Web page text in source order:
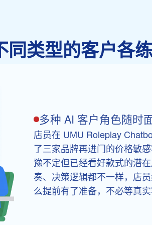
同类型的客户各
多种 AI 客户角色随时
店员在 UMU Roleplay
了三家品牌再进门的价格敏
豫不定但已经看好款式的潜
奏、决策逻辑都不一样，店
么提前有了准备，不必等真